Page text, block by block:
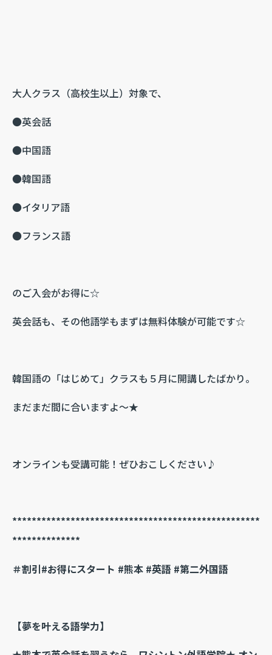
大人クラス（高校生以上）対象で、
●英会話
●中国語
●韓国語
●イタリア語
●フランス語
のご入会がお得に☆
英会話も、その他語学もまずは無料体験が可能です☆
韓国語の「はじめて」クラスも５月に開講したばかり。
まだまだ間に合いますよ～★
オンラインも受講可能！ぜひおこしください♪
***************************************************
**************
＃割引#お得にスタート #熊本 #英語 #第二外国語
【夢を叶える語学力】